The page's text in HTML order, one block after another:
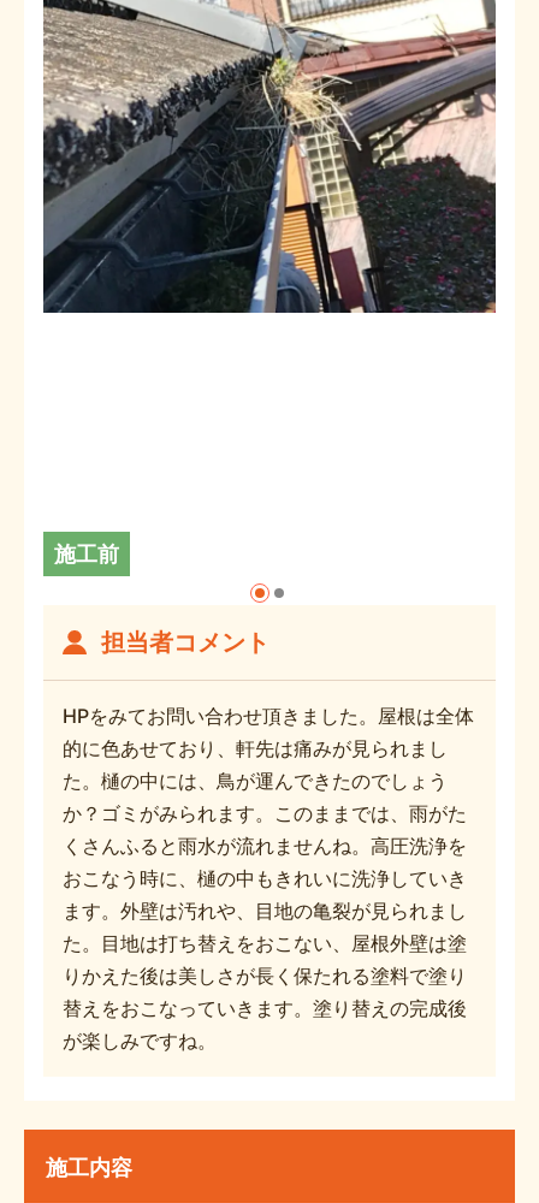
施工前
担当者コメント
HPをみてお問い合わせ頂きました。屋根は全体
的に色あせており、軒先は痛みが見られまし
た。樋の中には、鳥が運んできたのでしょう
か？ゴミがみられます。このままでは、雨がた
くさんふると雨水が流れませんね。高圧洗浄を
おこなう時に、樋の中もきれいに洗浄していき
ます。外壁は汚れや、目地の亀裂が見られまし
た。目地は打ち替えをおこない、屋根外壁は塗
りかえた後は美しさが長く保たれる塗料で塗り
替えをおこなっていきます。塗り替えの完成後
が楽しみですね。
施工内容